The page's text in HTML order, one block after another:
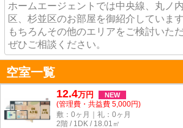
ホームエージェントでは中央線、丸ノ
区、杉並区のお部屋を御紹介しています
もちろんその他のエリアをご検討いた
ぜひご相談ください。
空室一覧
12.4万円 NEW
(管理費・共益費 5,000円)
敷：0ヶ月｜礼：0ヶ月
2階 / 1DK / 18.01㎡